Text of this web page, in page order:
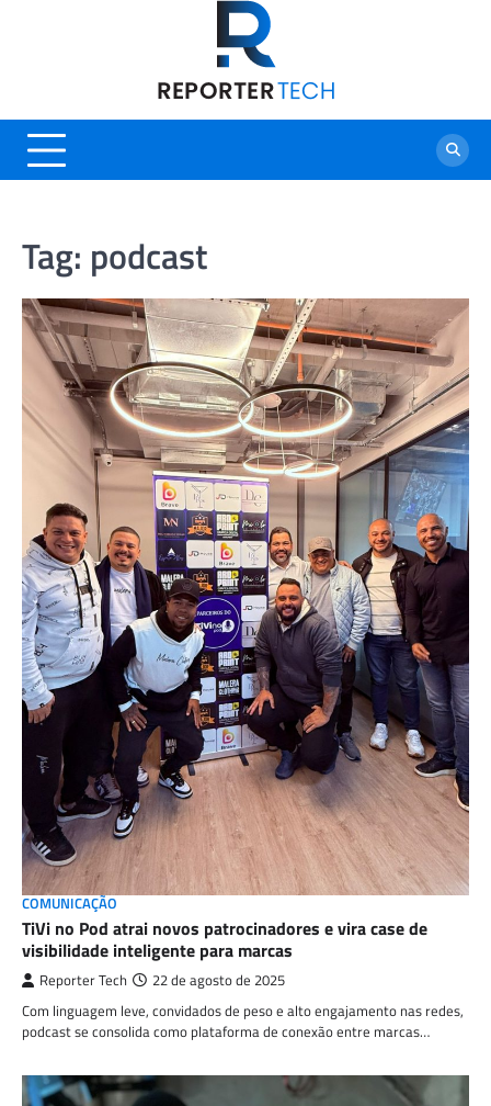
Tag: podcast
COMUNICAÇÃO
TiVi no Pod atrai novos patrocinadores e vira case de
visibilidade inteligente para marcas
Reporter Tech 22 de agosto de 2025
Com linguagem leve, convidados de peso e alto engajamento nas redes,
podcast se consolida como plataforma de conexão entre marcas…